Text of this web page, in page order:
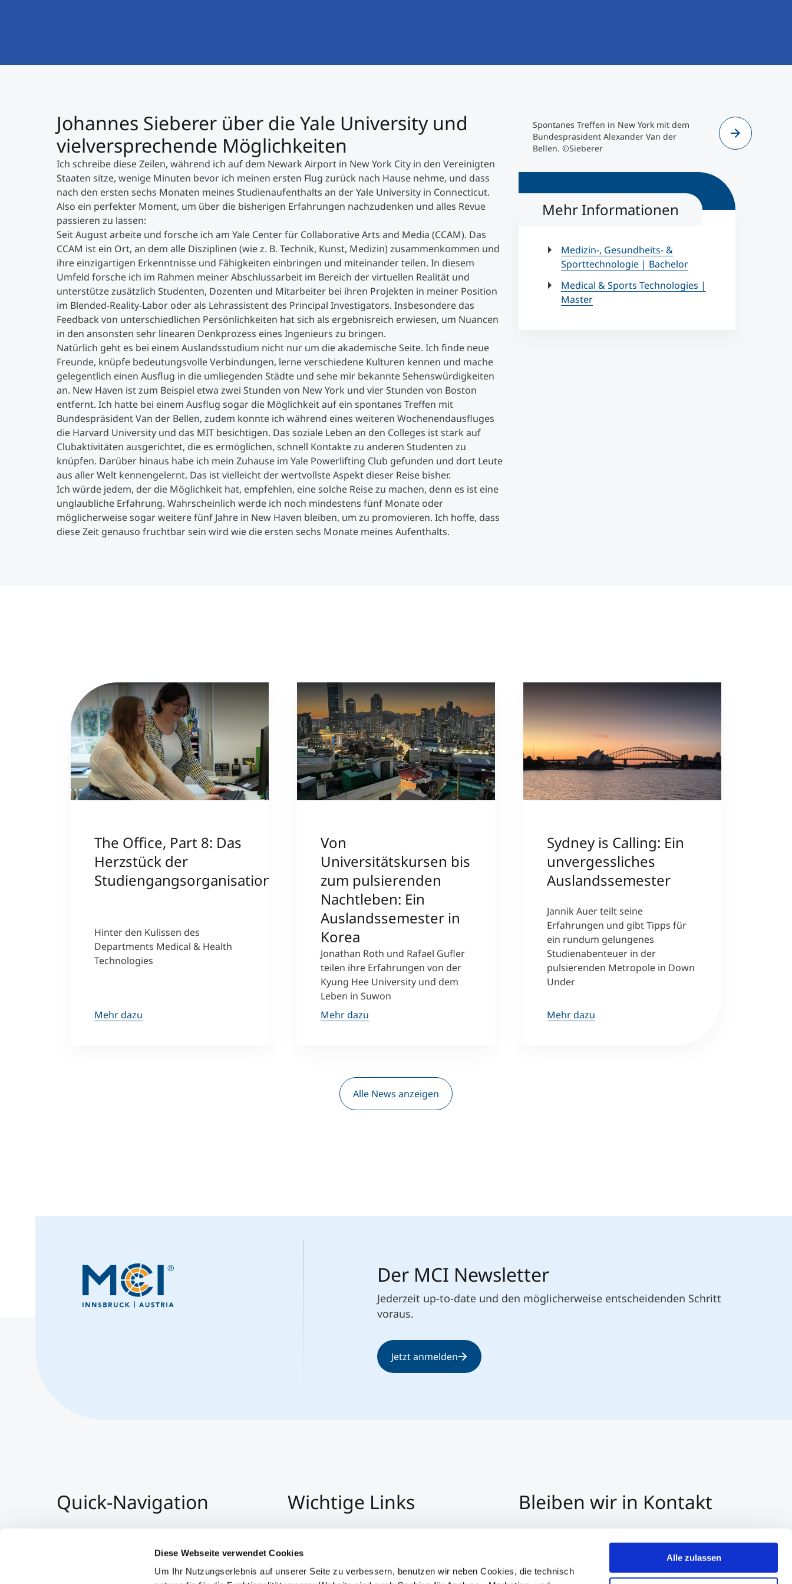
Diese Webseite verwendet Cookies
Um Ihr Nutzungserlebnis auf unserer Seite zu verbessern, benutzen wir neben Cookies, die technisch
Alle zulassen
Masterclasses
Management-Seminare
Technische Weiterbildung
Maßgeschneiderte Programme
Studienberatung
Executive Education Finder
Johannes Sieberer über die Yale University und
vielversprechende Möglichkeiten
Ich schreibe diese Zeilen, während ich auf dem Newark Airport in New York City in den Vereinigten
Staaten sitze, wenige Minuten bevor ich meinen ersten Flug zurück nach Hause nehme, und dass
nach den ersten sechs Monaten meines Studienaufenthalts an der Yale University in Connecticut.
Also ein perfekter Moment, um über die bisherigen Erfahrungen nachzudenken und alles Revue
passieren zu lassen:
Seit August arbeite und forsche ich am Yale Center für Collaborative Arts and Media (CCAM). Das
CCAM ist ein Ort, an dem alle Disziplinen (wie z. B. Technik, Kunst, Medizin) zusammenkommen und
ihre einzigartigen Erkenntnisse und Fähigkeiten einbringen und miteinander teilen. In diesem
Umfeld forsche ich im Rahmen meiner Abschlussarbeit im Bereich der virtuellen Realität und
unterstütze zusätzlich Studenten, Dozenten und Mitarbeiter bei ihren Projekten in meiner Position
im Blended-Reality-Labor oder als Lehrassistent des Principal Investigators. Insbesondere das
Feedback von unterschiedlichen Persönlichkeiten hat sich als ergebnisreich erwiesen, um Nuancen
in den ansonsten sehr linearen Denkprozess eines Ingenieurs zu bringen.
Natürlich geht es bei einem Auslandsstudium nicht nur um die akademische Seite. Ich finde neue
Freunde, knüpfe bedeutungsvolle Verbindungen, lerne verschiedene Kulturen kennen und mache
gelegentlich einen Ausflug in die umliegenden Städte und sehe mir bekannte Sehenswürdigkeiten
an. New Haven ist zum Beispiel etwa zwei Stunden von New York und vier Stunden von Boston
entfernt. Ich hatte bei einem Ausflug sogar die Möglichkeit auf ein spontanes Treffen mit
Bundespräsident Van der Bellen, zudem konnte ich während eines weiteren Wochenendausfluges
die Harvard University und das MIT besichtigen. Das soziale Leben an den Colleges ist stark auf
Clubaktivitäten ausgerichtet, die es ermöglichen, schnell Kontakte zu anderen Studenten zu
knüpfen. Darüber hinaus habe ich mein Zuhause im Yale Powerlifting Club gefunden und dort Leute
aus aller Welt kennengelernt. Das ist vielleicht der wertvollste Aspekt dieser Reise bisher.
Ich würde jedem, der die Möglichkeit hat, empfehlen, eine solche Reise zu machen, denn es ist eine
unglaubliche Erfahrung. Wahrscheinlich werde ich noch mindestens fünf Monate oder
möglicherweise sogar weitere fünf Jahre in New Haven bleiben, um zu promovieren. Ich hoffe, dass
diese Zeit genauso fruchtbar sein wird wie die ersten sechs Monate meines Aufenthalts.
Spontanes Treffen in New York mit dem
Bundespräsident Alexander Van der
Bellen. ©Sieberer
Einblicke
Arts and
Mehr Informationen
Medizin-, Gesundheits- &
Sporttechnologie | Bachelor
Medical & Sports Technologies |
Master
The Office, Part 8: Das
Herzstück der
Studiengangsorganisation
Hinter den Kulissen des
Departments Medical & Health
Technologies
Mehr dazu
Von
Universitätskursen bis
zum pulsierenden
Nachtleben: Ein
Auslandssemester in
Korea
Jonathan Roth und Rafael Gufler
teilen ihre Erfahrungen von der
Kyung Hee University und dem
Leben in Suwon
Mehr dazu
Sydney is Calling: Ein
unvergessliches
Auslandssemester
Jannik Auer teilt seine
Erfahrungen und gibt Tipps für
ein rundum gelungenes
Studienabenteuer in der
pulsierenden Metropole in Down
Under
Mehr dazu
Alle News anzeigen
Der MCI Newsletter
Jederzeit up-to-date und den möglicherweise entscheidenden Schritt
voraus.
Jetzt anmelden
Quick-Navigation Wichtige Links
Datenschutz
Hinweisgeber:Innensystem
Bleiben wir in Kontakt
Per Whatsapp kontaktieren